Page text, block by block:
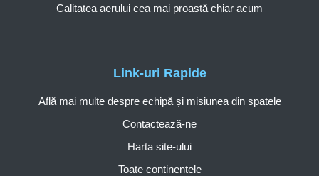
Link-uri Rapide
Află mai multe despre echipă și misiunea din spatele
Contactează-ne
Harta site-ului
Toate continentele
Calitatea aerului cea mai proastă chiar acum